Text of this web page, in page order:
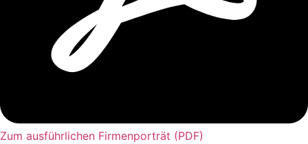
Zum ausführlichen Firmenporträt (PDF)